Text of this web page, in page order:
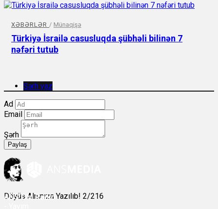
XƏBƏRLƏR / Münaqişə
Türkiyə İsrailə casusluqda şübhəli bilinən 7
nəfəri tutub
Şərh yaz
Ad
Email
Şərh
Paylaş
Döyüş Alnınıza Yazılıb! 2/216
ANSÇM Radio